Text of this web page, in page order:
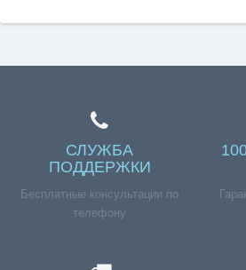
СЛУЖБА
ПОДДЕРЖКИ
Бесплатные консультации по
телефону